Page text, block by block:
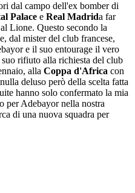
dal campo dell'ex bomber di
Palace e Real Madrida far
Lione. Questo secondo la
dal mister del club francese,
e il suo entourage il vero
rifiuto alla richiesta del club
alla Coppa d'Africa con
deluso però della scelta fatta
hanno solo confermato la mia
per Adebayor nella nostra
di una nuova squadra per